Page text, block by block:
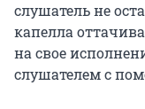
слушатель не
капелла
на свое
слушателем с